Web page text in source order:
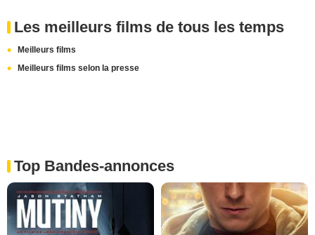
Les meilleurs films de tous les temps
Meilleurs films
Meilleurs films selon la presse
Top Bandes-annonces